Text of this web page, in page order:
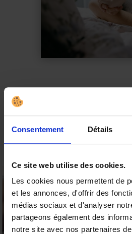
Consentement Détails
Ce site web utilise des cookies.
Les cookies nous permettent de
et les annonces, d'offrir des
médias sociaux et d'analyser
partageons également des
notre site avec nos partenaires
5. Briser le
représentent une option
raviver l’excitation dans
sexuelle quotidienne. Ils
encouragent à interagir
explorer de nouvelles